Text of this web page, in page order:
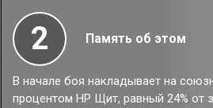
2 Память об этом
В начале боя накладывает на
процентом НР Щит, равный 24% от